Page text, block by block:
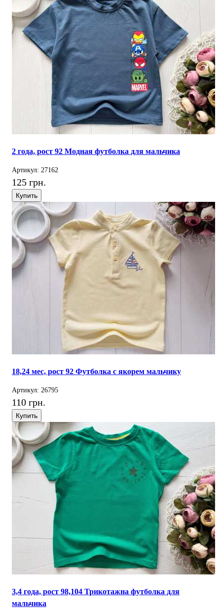
2 года, рост 92 Модная футболка для мальчика
Артикул: 27162
125 грн.
Купить
18,24 мес, рост 92 Футболка с якорем мальчику
Артикул: 26795
110 грн.
Купить
3,4 года, рост 98,104 Трикотажна футболка для
мальчика